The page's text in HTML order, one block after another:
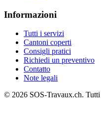
Informazioni
Tutti i servizi
Cantoni coperti
Consigli pratici
Richiedi un preventivo
Contatto
Note legali
© 2026 SOS-Travaux.ch.